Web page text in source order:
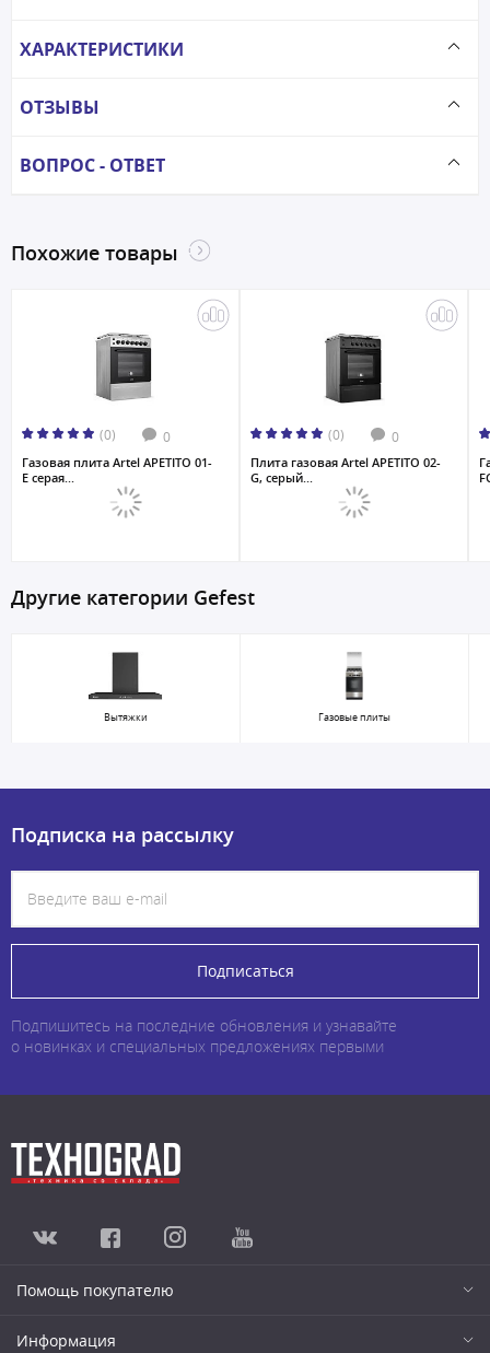
ХАРАКТЕРИСТИКИ
ОТЗЫВЫ
ВОПРОС - ОТВЕТ
Похожие товары
(0) 0
Газовая плита Artel APETITO 01-
E серая...
(0) 0
Плита газовая Artel APETITO 02-
G, серый...
Другие категории Gefest
Вытяжки Газовые плиты
Подписка на рассылку
Подписаться
Подпишитесь на последние обновления и узнавайте
о новинках и специальных предложениях первыми
Помощь покупателю
Информация